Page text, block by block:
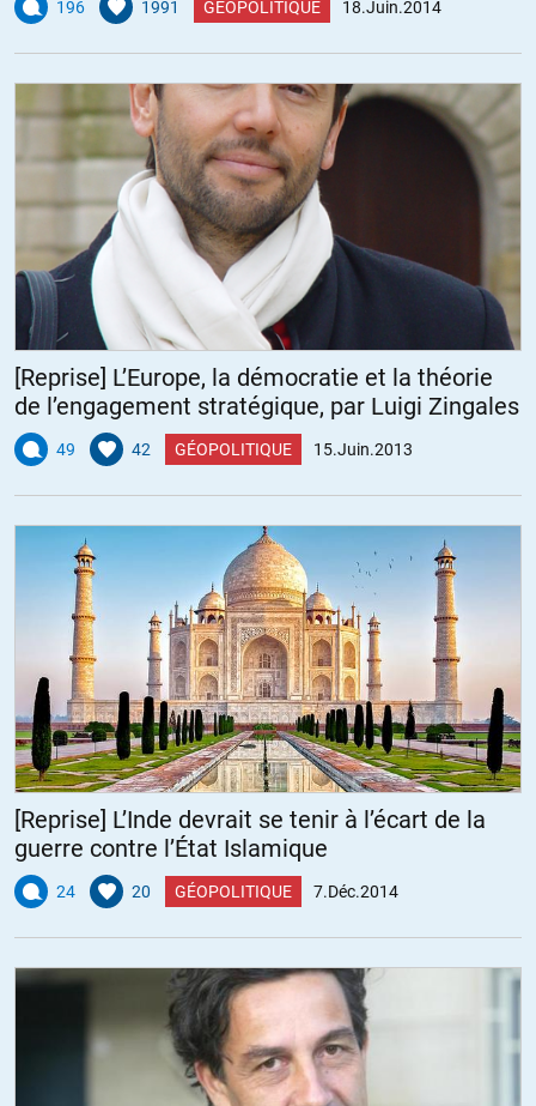
196 1991 GÉOPOLITIQUE 18.Juin.2014
[Reprise] L’Europe, la démocratie et la théorie
de l’engagement stratégique, par Luigi Zingales
49 42 GÉOPOLITIQUE 15.Juin.2013
[Reprise] L’Inde devrait se tenir à l’écart de la
guerre contre l’État Islamique
24 20 GÉOPOLITIQUE 7.Déc.2014